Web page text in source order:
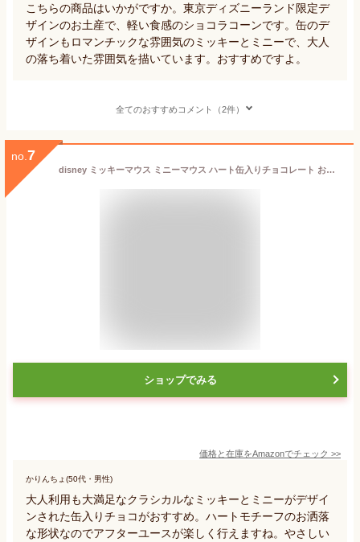
こちらの商品はいかがですか。東京ディズニーランド限定デ
ザインのお土産で、軽い食感のショコラコーンです。缶のデ
ザインもロマンチックな雰囲気のミッキーとミニーで、大人
の落ち着いた雰囲気を描いています。おすすめですよ。
全てのおすすめコメント（2件）
no. 7
disney ミッキーマウス ミニーマウス ハート缶入りチョコレート お菓子 【東京ディズニーリゾート限定】
ショップでみる
価格と在庫をAmazonでチェック >>
かりんちょ(50代・男性)
大人利用も大満足なクラシカルなミッキーとミニーがデザイ
ンされた缶入りチョコがおすすめ。ハートモチーフのお洒落
な形状なのでアフターユースが楽しく行えますね。やさしい